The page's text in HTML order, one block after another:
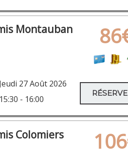
Montauban
Jeudi 27 Août 2026
- 16:00
Colomiers